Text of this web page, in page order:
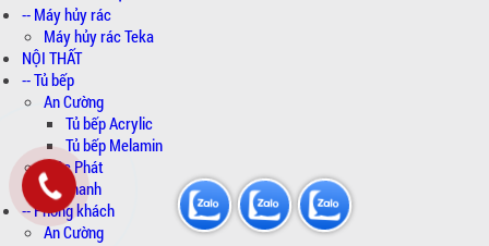
-- Máy hủy rác
Máy hủy rác Teka
NỘI THẤT
-- Tủ bếp
An Cường
Tủ bếp Acrylic
Tủ bếp Melamin
Mộc Phát
Ba Thanh
-- Phòng khách
An Cường